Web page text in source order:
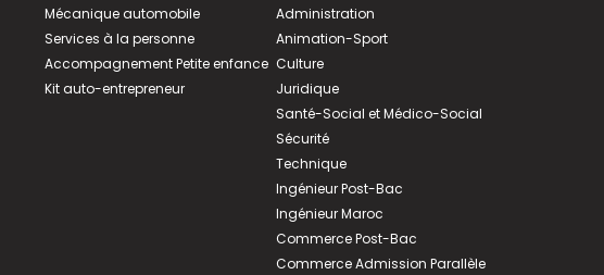
Mécanique automobile
Services à la personne
Accompagnement Petite enfance
Kit auto-entrepreneur
Administration
Animation-Sport
Culture
Juridique
Santé-Social et Médico-Social
Sécurité
Technique
Ingénieur Post-Bac
Ingénieur Maroc
Commerce Post-Bac
Commerce Admission Parallèle